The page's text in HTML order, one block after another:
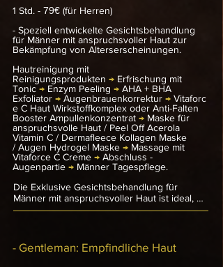
Die Augenbrauen werden nach Bedarf
korrigiert, bevor ein
feuchtigkeitsspendendes Serum oder
Hyaluron-Ampullenkonzentrat aufgetragen
auf den Hauttyp abgestimmte Maske
verwöhnt und revitalisiert die Haut.
Die Behandlung endet mit einer
wohltuenden Massage mit Hyaluroncreme
und einer abschließenden Pflege für die
Augenpartie. Der krönende Abschluss ist
eine speziell formulierte Männer-
Tagespflege, die die Haut optimal schützt
und versorgt. Das Resultat: Frische,
gepflegte und revitalisierte Haut, die sich
gesund anfühlt und strahlt.
1 Std. - 79€ (für Herren)
- Speziell entwickelte Gesichtsbehandlung
für Männer mit anspruchsvoller Haut zur
Bekämpfung von Alterserscheinungen.
Hautreinigung mit
Reinigungsprodukten → Erfrischung mit
Tonic → Enzym Peeling → AHA + BHA
Exfoliator → Augenbrauenkorrektur → Vitaforc
e C Haut Wirkstoffkomplex oder Anti-Falten
Booster Ampullenkonzentrat → Maske für
anspruchsvolle Haut / Peel Off Acerola
Vitamin C / Dermafleece Kollagen Maske
/ Augen Hydrogel Maske → Massage mit
Vitaforce C Creme → Abschluss -
Augenpartie → Männer Tagespflege.
Die Exklusive Gesichtsbehandlung für
Männer mit anspruchsvoller Haut ist ideal,
um Alterserscheinungen gezielt zu
gründlichen Hautreinigung und
erfrischendem Tonic, gefolgt von einem
- Gentleman: Empfindliche Haut